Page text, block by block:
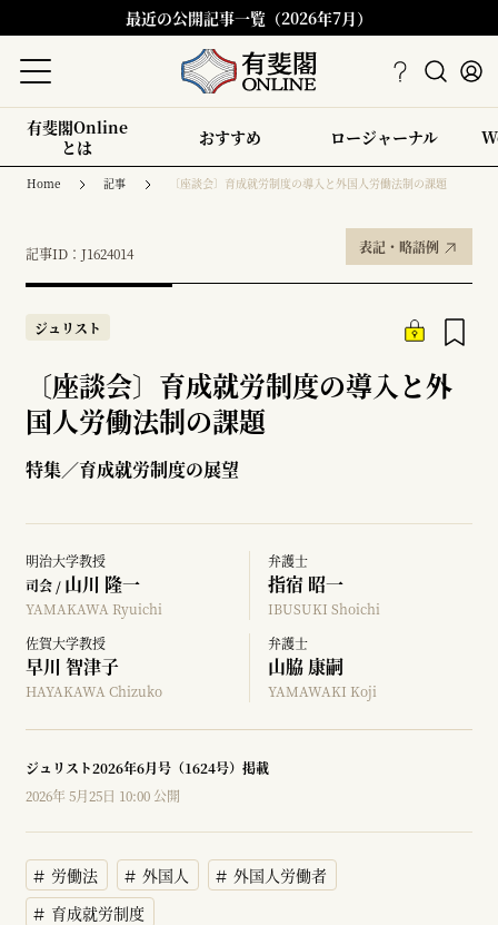
最近の公開記事一覧（2026年7月）
有斐閣Online
とは
おすすめ ロージャーナル
Home 記事 〔座談会〕育成就労制度の導入と外国人労働法制の課題
記事ID：J1624014 表記・略語例
ジュリスト
〔座談会〕育成就労制度の導入と外
国人労働法制の課題
特集／育成就労制度の展望
明治大学教授
司会 / 山川 隆一
YAMAKAWA Ryuichi
弁護士
指宿 昭一
IBUSUKI Shoichi
佐賀大学教授
早川 智津子
HAYAKAWA Chizuko
弁護士
山脇 康嗣
YAMAWAKI Koji
ジュリスト2026年6月号（1624号）掲載
2026年 5月25日 10:00 公開
労働法 外国人
外国人労働者
育成就労制度